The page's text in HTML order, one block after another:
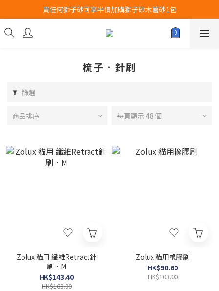
Airbuggy 全線現貨8折！立即點擊火速搶購
買任何獅子砂可享半價加購獅子砂木薯砂1包
Airbuggy 全線現貨8折！立即點擊火速搶購
梳子．針刷
篩選
商品排序 每頁顯示 48 個
Zolux 貓用 纖維Retract針
刷．M
HK$143.40
HK$163.00
Zolux 貓用橡膠刷
HK$90.60
HK$103.00